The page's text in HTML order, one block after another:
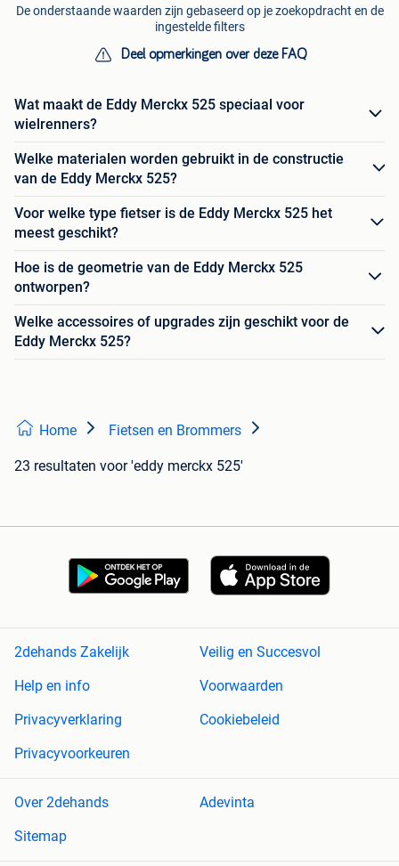
De onderstaande waarden zijn gebaseerd op je zoekopdracht en de
ingestelde filters
Deel opmerkingen over deze FAQ
Wat maakt de Eddy Merckx 525 speciaal voor
wielrenners?
Welke materialen worden gebruikt in de constructie
van de Eddy Merckx 525?
Voor welke type fietser is de Eddy Merckx 525 het
meest geschikt?
Hoe is de geometrie van de Eddy Merckx 525
ontworpen?
Welke accessoires of upgrades zijn geschikt voor de
Eddy Merckx 525?
Home Fietsen en Brommers
23 resultaten voor 'eddy merckx 525'
2dehands Zakelijk
Veilig en Succesvol
Help en info
Voorwaarden
Privacyverklaring
Cookiebeleid
Privacyvoorkeuren
Over 2dehands
Adevinta
Sitemap